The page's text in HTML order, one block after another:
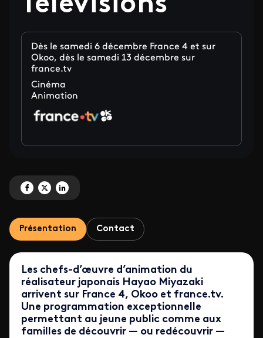
Dès le samedi 6 décembre France 4 et sur
Okoo, dès le samedi 13 décembre sur
france.tv
Cinéma
Animation
Partagez 'L'univers du Studio Ghibli sur les antennes de France Télévisions'
Partagez 'L'univers du Studio Ghibli sur les antennes de France
Partagez 'L'univers du Studio Ghibli sur les antennes de France
Présentation Contact
Les chefs-d’œuvre d’animation du
réalisateur japonais Hayao Miyazaki
arrivent sur France 4, Okoo et france.tv.
Une programmation exceptionnelle
permettant au jeune public comme aux
familles de découvrir — ou redécouvrir —